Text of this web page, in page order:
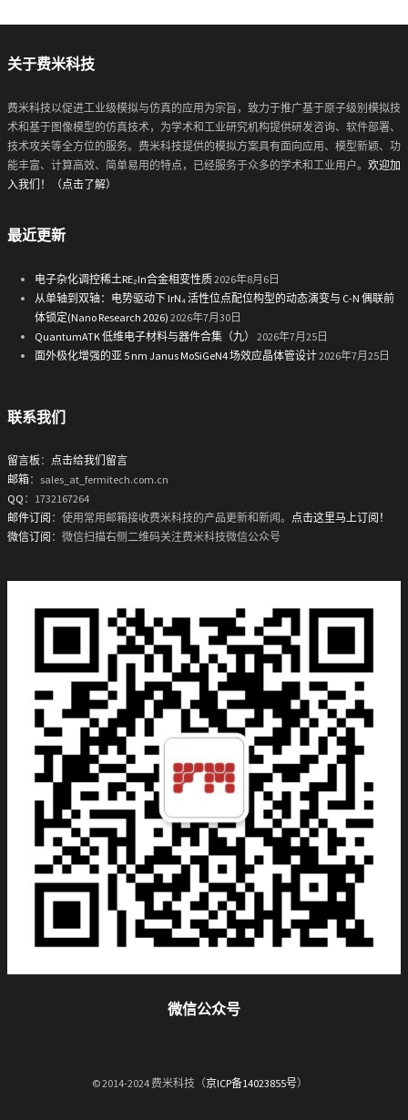
关于费米科技
费米科技以促进工业级模拟与仿真的应用为宗旨，致力于推广基于原子级别模拟技
术和基于图像模型的仿真技术，为学术和工业研究机构提供研发咨询、软件部署、
技术攻关等全方位的服务。费米科技提供的模拟方案具有面向应用、模型新颖、功
能丰富、计算高效、简单易用的特点，已经服务于众多的学术和工业用户。 欢迎加
入我们！（点击了解）
最近更新
电子杂化调控稀土RE₂In合金相变性质2026年8月6日
从单轴到双轴：电势驱动下 IrN₄ 活性位点配位构型的动态演变与 C-N 偶联前
体锁定(Nano Research 2026) 2026年7月30日
QuantumATK 低维电子材料与器件合集（九）
2026年7月25日
面外极化增强的亚 5 nm Janus MoSiGeN4 场效应晶体管设计2026年7月25日
联系我们
留言板 ： 点击给我们留言
邮箱：sales_at_fermitech.com.cn
QQ ：1732167264
邮件订阅 ：使用常用邮箱接收费米科技的产品更新和新闻。 点击这里马上订阅！
微信订阅 ：微信扫描右侧二维码关注费米科技微信公众号
微信公众号
© 2014-2024 费米科技（京ICP备14023855号）